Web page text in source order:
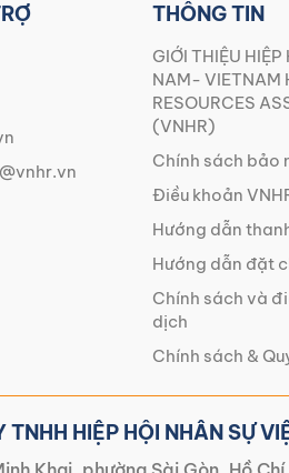
THÔNG TIN
GIỚI THIỆU
NAM- VIETNAM
RESOURCES
(VNHR)
Chính sách bảo
Điều khoản
Hướng dẫn
Hướng dẫn đặt
Chính sách và
dịch
Chính sách &
TNHH HIỆP HỘI NHÂN SỰ